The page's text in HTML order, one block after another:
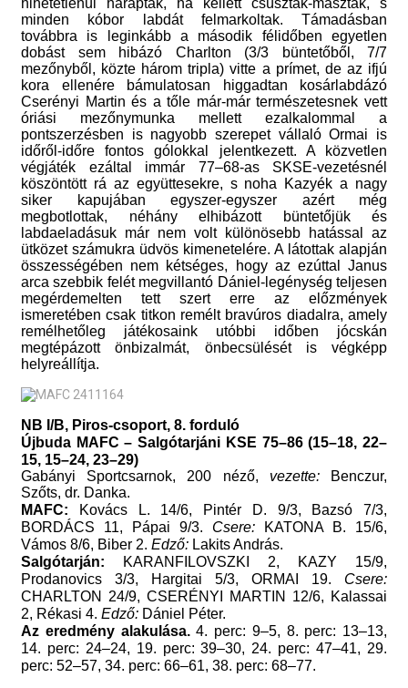
hihetetlenül haraptak, ha kellett csúsztak-másztak, s
minden kóbor labdát felmarkoltak. Támadásban
továbbra is leginkább a második félidőben egyetlen
dobást sem hibázó Charlton (3/3 büntetőből, 7/7
mezőnyből, közte három tripla) vitte a prímet, de az ifjú
kora ellenére bámulatosan higgadtan kosárlabdázó
Cserényi Martin és a tőle már-már természetesnek vett
óriási mezőnymunka mellett ezalkalommal a
pontszerzésben is nagyobb szerepet vállaló Ormai is
időről-időre fontos gólokkal jelentkezett. A közvetlen
végjáték ezáltal immár 77–68-as SKSE-vezetésnél
köszöntött rá az együttesekre, s noha Kazyék a nagy
siker kapujában egyszer-egyszer azért még
megbotlottak, néhány elhibázott büntetőjük és
labdaeladásuk már nem volt különösebb hatással az
ütközet számukra üdvös kimenetelére. A látottak alapján
összességében nem kétséges, hogy az ezúttal Janus
arca szebbik felét megvillantó Dániel-legénység teljesen
megérdemelten tett szert erre az előzmények
ismeretében csak titkon remélt bravúros diadalra, amely
remélhetőleg játékosaink utóbbi időben jócskán
megtépázott önbizalmát, önbecsülését is végképp
helyreállítja.
NB I/B, Piros-csoport, 8. forduló
Újbuda MAFC – Salgótarjáni KSE 75–86 (15–18, 22–
15, 15–24, 23–29)
Gabányi Sportcsarnok, 200 néző, vezette:
Benczur,
Szőts, dr. Danka.
MAFC: Kovács L. 14/6, Pintér D. 9/3, Bazsó 7/3,
BORDÁCS 11, Pápai 9/3. Csere:
KATONA B. 15/6,
Vámos 8/6, Biber 2. Edző: Lakits András.
Salgótarján: KARANFILOVSZKI 2, KAZY 15/9,
Prodanovics 3/3, Hargitai 5/3, ORMAI 19. Csere:
CHARLTON 24/9, CSERÉNYI MARTIN 12/6, Kalassai
2, Rékasi 4. Edző: Dániel Péter.
Az eredmény alakulása.4. perc: 9–5, 8. perc: 13–13,
14. perc: 24–24, 19. perc: 39–30, 24. perc: 47–41, 29.
perc: 52–57, 34. perc: 66–61, 38. perc: 68–77.